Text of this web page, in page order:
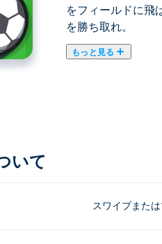
をフィールドに飛
を勝ち取れ。
もっと見る
Sling World Cupはスポーツゲ
いて
スワイプまた